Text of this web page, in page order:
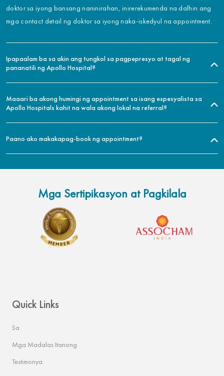
doktor sa iyong bansang naninirahan, inirerekumenda na dalhin ang
mga contact detail ng doktor sa iyong naka-iskedyul na appointment.
Ipapaalam ba sa akin ang tungkol sa pagpepresyo at tagal ng
pananatili ng Apollo Hospital?
Maaari ba akong humingi ng appointment sa isang espesyalista sa
Apollo Hospitals kahit na wala akong lokal na referral?
Paano ako makakapag-book ng appointment?
Mga Sertipikasyon at Pagkilala
Quick Links
IPS Unang footer
Sa
Mga Madalas Itanong
Testimonya